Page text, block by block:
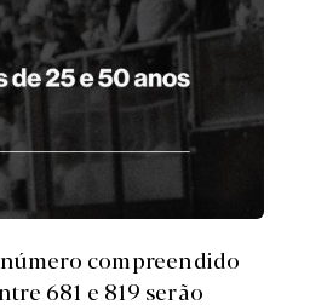
compreendido
681 e 819 serão